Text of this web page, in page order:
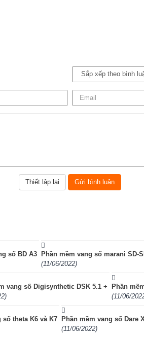
số BD A3
Phần mềm vang số marani SD-
(11/06/2022)
vang số Digisynthetic DSK 5.1 +
Phần
(11/06/
số theta K6 và K7
Phần mềm vang số Dare
(11/06/2022)